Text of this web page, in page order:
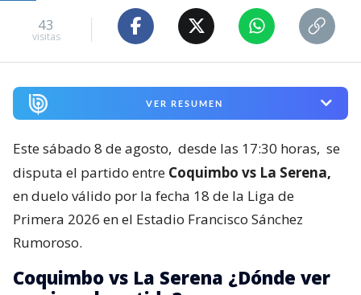
43
visitas
VER RESUMEN
Este sábado 8 de agosto, desde las 17:30 horas, se
disputa el partido entre Coquimbo vs La Serena,
en duelo válido por la fecha 18 de la Liga de
Primera 2026 en el Estadio Francisco Sánchez
Rumoroso.
Coquimbo vs La Serena ¿Dónde ver